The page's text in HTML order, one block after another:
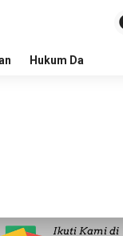
Hukum Dan